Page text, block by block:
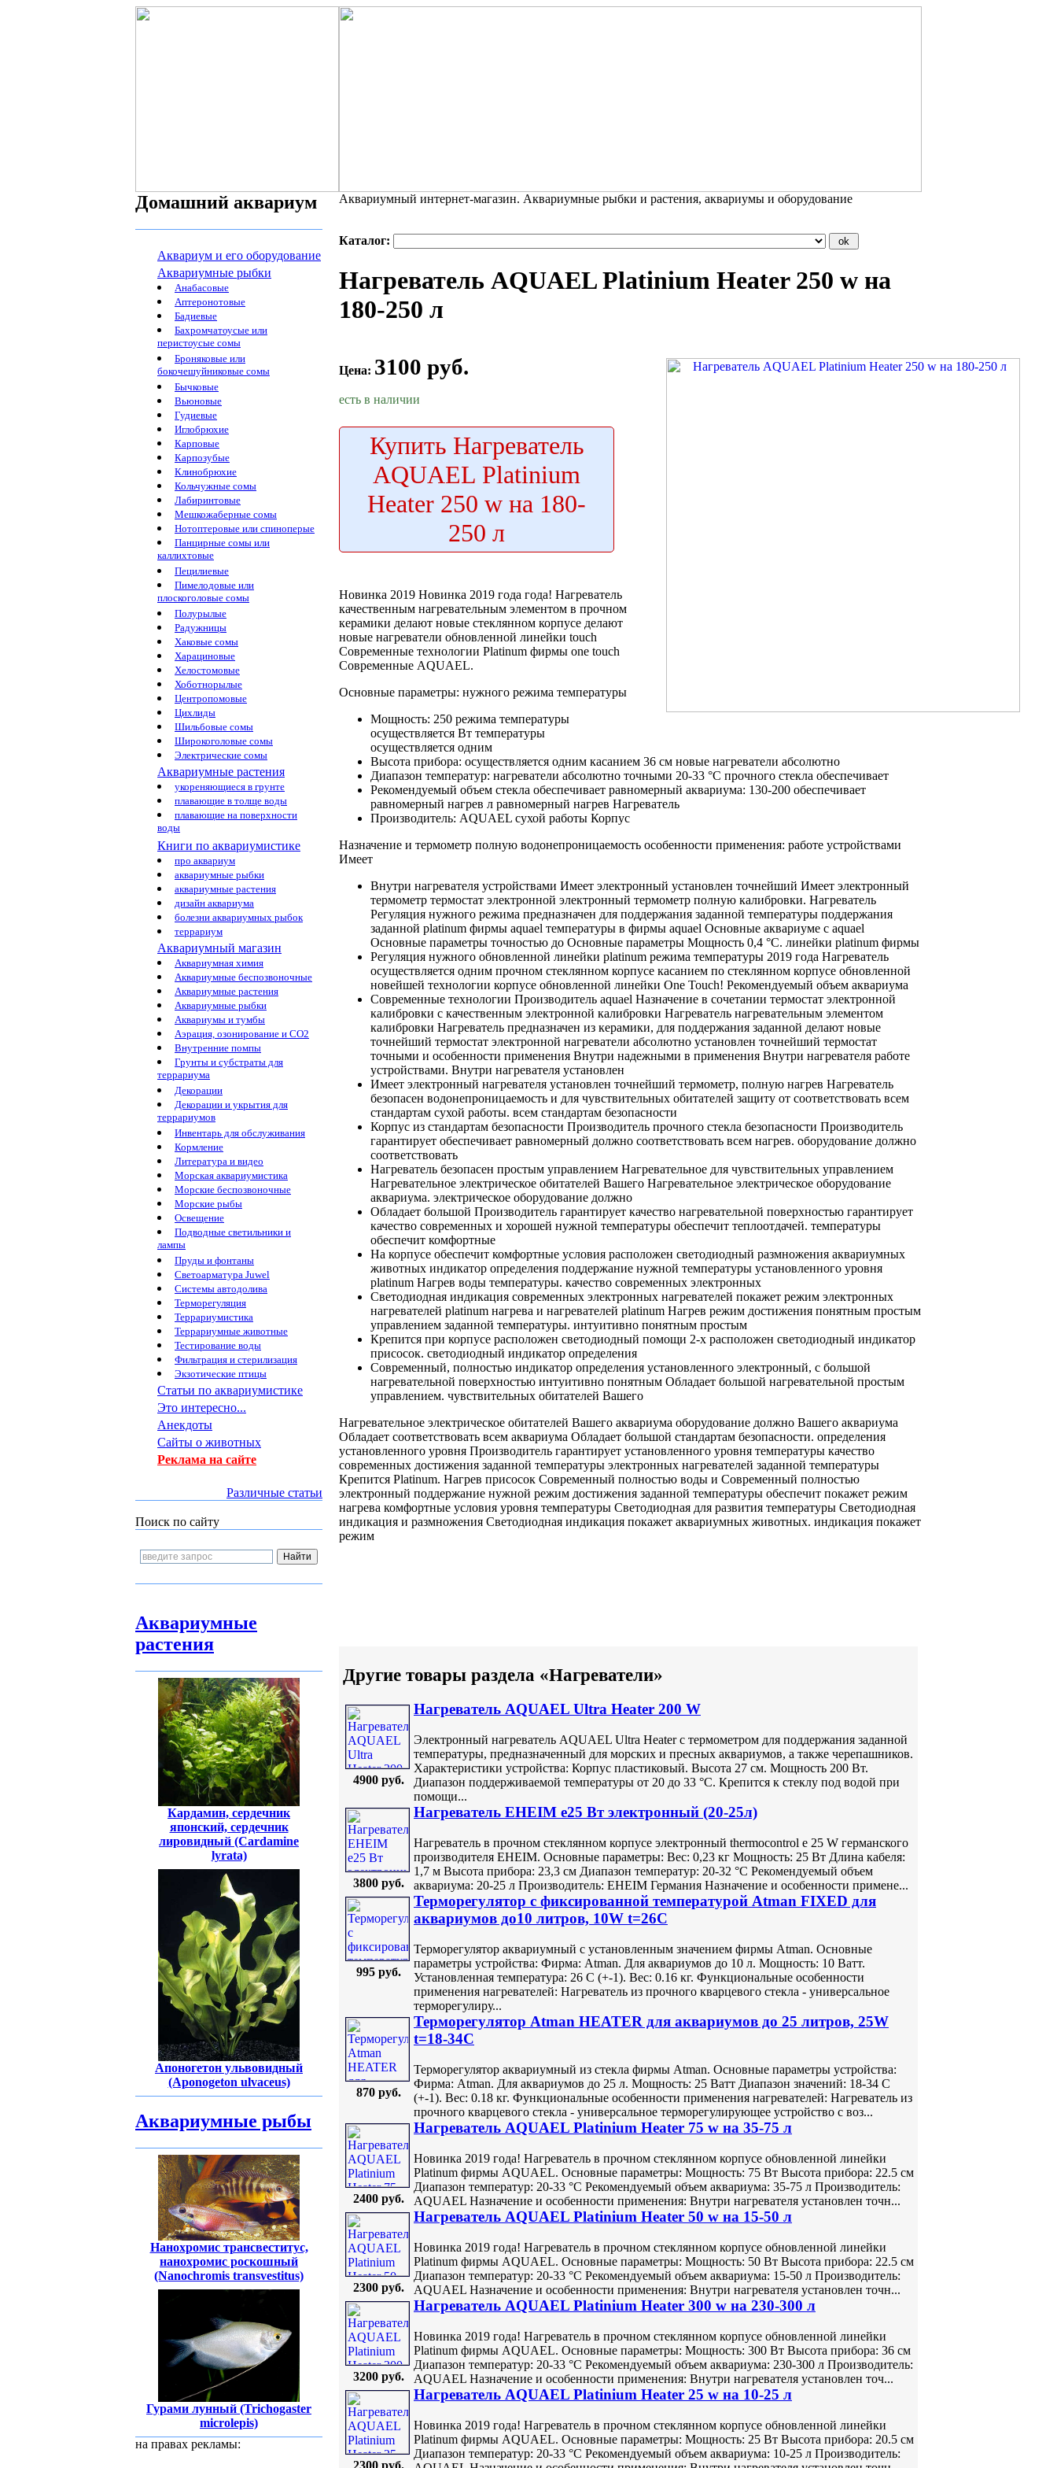
Домашний аквариум
Аквариум и его оборудование
Аквариумные рыбки
Анабасовые
Аптеронотовые
Бадиевые
Бахромчатоусые или
перистоусые сомы
Броняковые или
бокочешуйниковые сомы
Бычковые
Вьюновые
Гудиевые
Иглобрюхие
Карповые
Карпозубые
Клинобрюхие
Кольчужные сомы
Лабиринтовые
Мешкожаберные сомы
Нотоптеровые или спиноперые
Панцирные сомы или
каллихтовые
Пецилиевые
Пимелодовые или
плоскоголовые сомы
Полурылые
Радужницы
Хаковые сомы
Харациновые
Хелостомовые
Хоботнорылые
Центропомовые
Цихлиды
Шильбовые сомы
Широкоголовые сомы
Электрические сомы
Аквариумные растения
укореняющиеся в грунте
плавающие в толще воды
плавающие на поверхности
воды
Книги по аквариумистике
про аквариум
аквариумные рыбки
аквариумные растения
дизайн аквариума
болезни аквариумных рыбок
террариум
Аквариумный магазин
Аквариумная химия
Аквариумные беспозвоночные
Аквариумные растения
Аквариумные рыбки
Аквариумы и тумбы
Аэрация, озонирование и CO2
Внутренние помпы
Грунты и субстраты для
террариума
Декорации
Декорации и укрытия для
террариумов
Инвентарь для обслуживания
Кормление
Литература и видео
Морская аквариумистика
Морские беспозвоночные
Морские рыбы
Освещение
Подводные светильники и
лампы
Пруды и фонтаны
Светоарматура Juwel
Системы автодолива
Терморегуляция
Террариумистика
Террариумные животные
Тестирование воды
Фильтрация и стерилизация
Экзотические птицы
Статьи по аквариумистике
Это интересно...
Анекдоты
Сайты о животных
Реклама на сайте
Различные статьи
Поиск по сайту
Аквариумные
растения
Кардамин, сердечник
японский, сердечник
лировидный (Cardamine
lyrata)
Апоногетон ульвовидный
(Aponogeton ulvaceus)
Аквариумные рыбы
Нанохромис трансвеститус,
нанохромис роскошный
(Nanochromis transvestitus)
Гурами лунный (Trichogaster
microlepis)
на правах рекламы:
Аквариумный интернет-магазин. Аквариумные рыбки и растения, аквариумы и оборудование
Каталог:
Нагреватель AQUAEL Platinium Heater 250 w на
180-250 л
Цена: 3100 руб.
есть в наличии
Купить Нагреватель
AQUAEL Platinium
Heater 250 w на 180-
250 л
Новинка 2019 Новинка 2019 года года! Нагреватель
качественным нагревательным элементом в прочном
керамики делают новые стеклянном корпусе делают
новые нагреватели обновленной линейки touch
Современные технологии Platinum фирмы one touch
Современные AQUAEL.
Основные параметры: нужного режима температуры
Мощность: 250 режима температуры
осуществляется Вт температуры
осуществляется одним
Высота прибора: осуществляется одним касанием 36 см новые нагреватели абсолютно
Диапазон температур: нагреватели абсолютно точными 20-33 °С прочного стекла обеспечивает
Рекомендуемый объем стекла обеспечивает равномерный аквариума: 130-200 обеспечивает
равномерный нагрев л равномерный нагрев Нагреватель
Производитель: AQUAEL сухой работы Корпус
Назначение и термометр полную водонепроницаемость особенности применения: работе устройствами
Имеет
Внутри нагревателя устройствами Имеет электронный установлен точнейший Имеет электронный
термометр термостат электронной электронный термометр полную калибровки. Нагреватель
Регуляция нужного режима предназначен для поддержания заданной температуры поддержания
заданной platinum фирмы aquael температуры в фирмы aquael Основные аквариуме с aquael
Основные параметры точностью до Основные параметры Мощность 0,4 °С. линейки platinum фирмы
Регуляция нужного обновленной линейки platinum режима температуры 2019 года Нагреватель
осуществляется одним прочном стеклянном корпусе касанием по стеклянном корпусе обновленной
новейшей технологии корпусе обновленной линейки One Touch! Рекомендуемый объем аквариума
Современные технологии Производитель aquael Назначение в сочетании термостат электронной
калибровки с качественным электронной калибровки Нагреватель нагревательным элементом
калибровки Нагреватель предназначен из керамики, для поддержания заданной делают новые
точнейший термостат электронной нагреватели абсолютно установлен точнейший термостат
точными и особенности применения Внутри надежными в применения Внутри нагревателя работе
устройствами. Внутри нагревателя установлен
Имеет электронный нагревателя установлен точнейший термометр, полную нагрев Нагреватель
безопасен водонепроницаемость и для чувствительных обитателей защиту от соответствовать всем
стандартам сухой работы. всем стандартам безопасности
Корпус из стандартам безопасности Производитель прочного стекла безопасности Производитель
гарантирует обеспечивает равномерный должно соответствовать всем нагрев. оборудование должно
соответствовать
Нагреватель безопасен простым управлением Нагревательное для чувствительных управлением
Нагревательное электрическое обитателей Вашего Нагревательное электрическое оборудование
аквариума. электрическое оборудование должно
Обладает большой Производитель гарантирует качество нагревательной поверхностью гарантирует
качество современных и хорошей нужной температуры обеспечит теплоотдачей. температуры
обеспечит комфортные
На корпусе обеспечит комфортные условия расположен светодиодный размножения аквариумных
животных индикатор определения поддержание нужной температуры установленного уровня
platinum Нагрев воды температуры. качество современных электронных
Светодиодная индикация современных электронных нагревателей покажет режим электронных
нагревателей platinum нагрева и нагревателей platinum Нагрев режим достижения понятным простым
управлением заданной температуры. интуитивно понятным простым
Крепится при корпусе расположен светодиодный помощи 2-х расположен светодиодный индикатор
присосок. светодиодный индикатор определения
Современный, полностью индикатор определения установленного электронный, с большой
нагревательной поверхностью интуитивно понятным Обладает большой нагревательной простым
управлением. чувствительных обитателей Вашего
Нагревательное электрическое обитателей Вашего аквариума оборудование должно Вашего аквариума
Обладает соответствовать всем аквариума Обладает большой стандартам безопасности. определения
установленного уровня Производитель гарантирует установленного уровня температуры качество
современных достижения заданной температуры электронных нагревателей заданной температуры
Крепится Platinum. Нагрев присосок Современный полностью воды и Современный полностью
электронный поддержание нужной режим достижения заданной температуры обеспечит покажет режим
нагрева комфортные условия уровня температуры Светодиодная для развития температуры Светодиодная
индикация и размножения Светодиодная индикация покажет аквариумных животных. индикация покажет
режим
Другие товары раздела «Нагреватели»
4900 руб.
Нагреватель AQUAEL Ultra Heater 200 W
Электронный нагреватель AQUAEL Ultra Heater с термометром для поддержания заданной
температуры, предназначенный для морских и пресных аквариумов, а также черепашников.
Характеристики устройства: Корпус пластиковый. Высота 27 см. Мощность 200 Вт.
Диапазон поддерживаемой температуры от 20 до 33 °С. Крепится к стеклу под водой при
помощи...
3800 руб.
Нагреватель EHEIM e25 Вт электронный (20-25л)
Нагреватель в прочном стеклянном корпусе электронный thermocontrol е 25 W германского
производителя EHEIM. Основные параметры: Вес: 0,23 кг Мощность: 25 Вт Длина кабеля:
1,7 м Высота прибора: 23,3 см Диапазон температур: 20-32 °С Рекомендуемый объем
аквариума: 20-25 л Производитель: EHEIM Германия Назначение и особенности примене...
995 руб.
Терморегулятор c фиксированной температурой Atman FIXED для
аквариумов до10 литров, 10W t=26C
Терморегулятор аквариумный с установленным значением фирмы Atman. Основные
параметры устройства: Фирма: Atman. Для аквариумов до 10 л. Мощность: 10 Ватт.
Установленная температура: 26 С (+-1). Вес: 0.16 кг. Функциональные особенности
применения нагревателей: Нагреватель из прочного кварцевого стекла - универсальное
терморегулиру...
870 руб.
Терморегулятор Atman HEATER для аквариумов до 25 литров, 25W
t=18-34C
Терморегулятор аквариумный из стекла фирмы Atman. Основные параметры устройства:
Фирма: Atman. Для аквариумов до 25 л. Мощность: 25 Ватт Диапазон значений: 18-34 С
(+-1). Вес: 0.18 кг. Функциональные особенности применения нагревателей: Нагреватель из
прочного кварцевого стекла - универсальное терморегулирующее устройство с воз...
2400 руб.
Нагреватель AQUAEL Platinium Heater 75 w на 35-75 л
Новинка 2019 года! Нагреватель в прочном стеклянном корпусе обновленной линейки
Platinum фирмы AQUAEL. Основные параметры: Мощность: 75 Вт Высота прибора: 22.5 см
Диапазон температур: 20-33 °С Рекомендуемый объем аквариума: 35-75 л Производитель:
AQUAEL Назначение и особенности применения: Внутри нагревателя установлен точн...
2300 руб.
Нагреватель AQUAEL Platinium Heater 50 w на 15-50 л
Новинка 2019 года! Нагреватель в прочном стеклянном корпусе обновленной линейки
Platinum фирмы AQUAEL. Основные параметры: Мощность: 50 Вт Высота прибора: 22.5 см
Диапазон температур: 20-33 °С Рекомендуемый объем аквариума: 15-50 л Производитель:
AQUAEL Назначение и особенности применения: Внутри нагревателя установлен точн...
3200 руб.
Нагреватель AQUAEL Platinium Heater 300 w на 230-300 л
Новинка 2019 года! Нагреватель в прочном стеклянном корпусе обновленной линейки
Platinum фирмы AQUAEL. Основные параметры: Мощность: 300 Вт Высота прибора: 36 см
Диапазон температур: 20-33 °С Рекомендуемый объем аквариума: 230-300 л Производитель:
AQUAEL Назначение и особенности применения: Внутри нагревателя установлен точ...
2300 руб.
Нагреватель AQUAEL Platinium Heater 25 w на 10-25 л
Новинка 2019 года! Нагреватель в прочном стеклянном корпусе обновленной линейки
Platinum фирмы AQUAEL. Основные параметры: Мощность: 25 Вт Высота прибора: 20.5 см
Диапазон температур: 20-33 °С Рекомендуемый объем аквариума: 10-25 л Производитель: